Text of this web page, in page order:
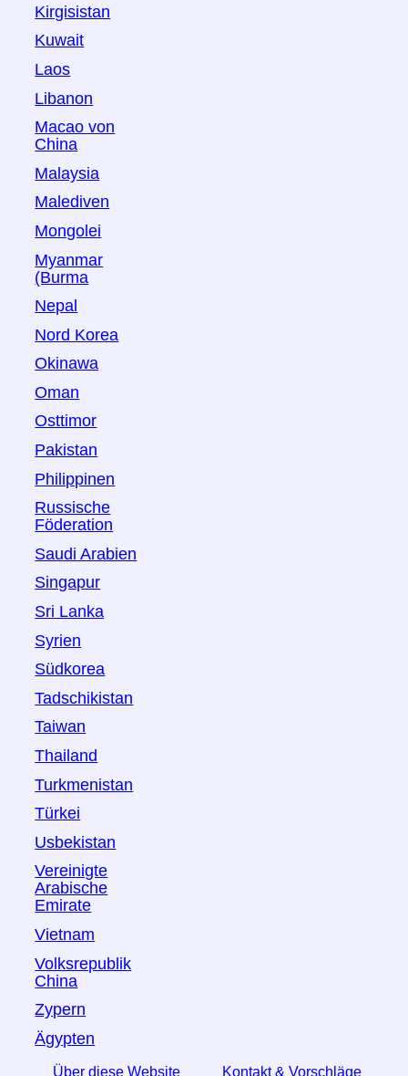
Kirgisistan
Kuwait
Laos
Libanon
Macao von
China
Malaysia
Malediven
Mongolei
Myanmar
(Burma
Nepal
Nord Korea
Okinawa
Oman
Osttimor
Pakistan
Philippinen
Russische
Föderation
Saudi Arabien
Singapur
Sri Lanka
Syrien
Südkorea
Tadschikistan
Taiwan
Thailand
Turkmenistan
Türkei
Usbekistan
Vereinigte
Arabische
Emirate
Vietnam
Volksrepublik
China
Zypern
Ägypten
Über diese Website Kontakt & Vorschläge